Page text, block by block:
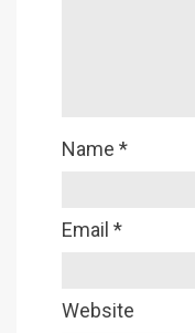
Name *
Email *
Website